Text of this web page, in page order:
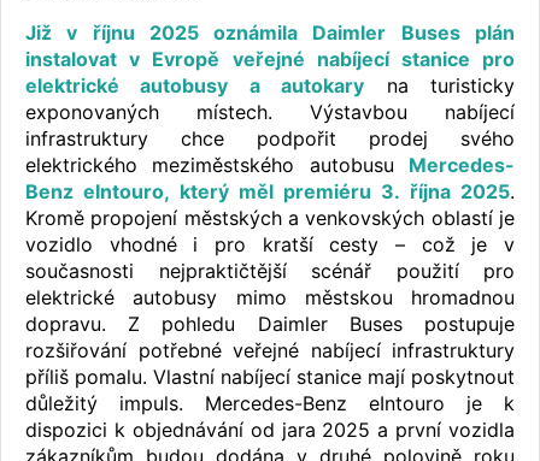
Již v říjnu 2025 oznámila Daimler Buses plán
instalovat v Evropě veřejné nabíjecí stanice pro
elektrické autobusy a autokary na turisticky
exponovaných místech. Výstavbou nabíjecí
infrastruktury chce podpořit prodej svého
elektrického meziměstského autobusu Mercedes-
Benz eIntouro, který měl premiéru 3. října 2025.
Kromě propojení městských a venkovských oblastí je
vozidlo vhodné i pro kratší cesty – což je v
současnosti nejpraktičtější scénář použití pro
elektrické autobusy mimo městskou hromadnou
dopravu. Z pohledu Daimler Buses postupuje
rozšiřování potřebné veřejné nabíjecí infrastruktury
příliš pomalu. Vlastní nabíjecí stanice mají poskytnout
důležitý impuls. Mercedes-Benz eIntouro je k
dispozici k objednávání od jara 2025 a první vozidla
zákazníkům budou dodána v druhé polovině roku